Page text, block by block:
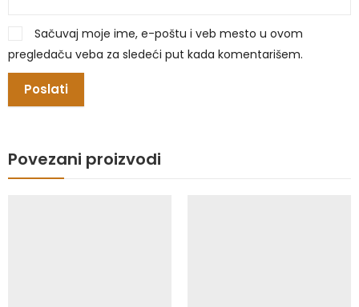
Sačuvaj moje ime, e-poštu i veb mesto u ovom
pregledaču veba za sledeći put kada komentarišem.
Povezani proizvodi